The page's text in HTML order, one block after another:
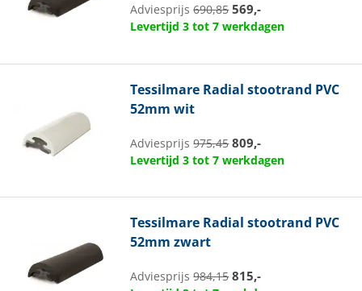
Adviesprijs690,85 569,-
Levertijd 3 tot 7 werkdagen
Tessilmare Radial stootrand PVC
52mm wit
Adviesprijs975,45 809,-
Levertijd 3 tot 7 werkdagen
Tessilmare Radial stootrand PVC
52mm zwart
Adviesprijs984,15 815,-